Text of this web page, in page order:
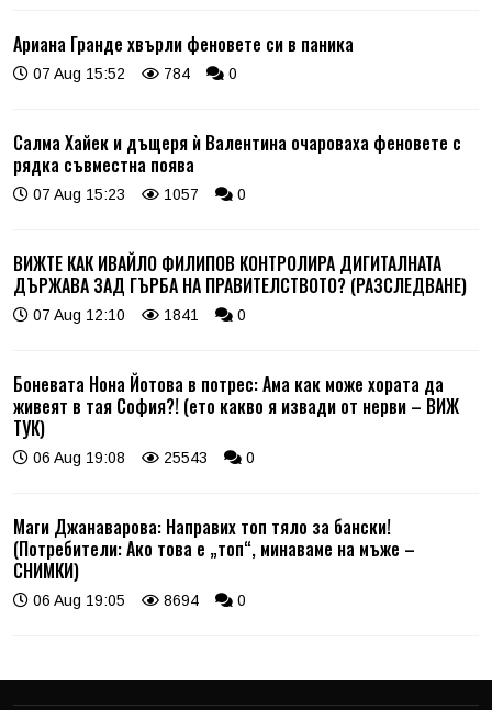
Ариана Гранде хвърли феновете си в паника
07 Aug 15:52 784 0
Салма Хайек и дъщеря ѝ Валентина очароваха феновете с
рядка съвместна поява
07 Aug 15:23 1057 0
ВИЖТЕ КАК ИВАЙЛО ФИЛИПОВ КОНТРОЛИРА ДИГИТАЛНАТА
ДЪРЖАВА ЗАД ГЪРБА НА ПРАВИТЕЛСТВОТО? (РАЗСЛЕДВАНЕ)
07 Aug 12:10 1841 0
Боневата Нона Йотова в потрес: Ама как може хората да
живеят в тая София?! (ето какво я извади от нерви – ВИЖ
ТУК)
06 Aug 19:08 25543 0
Маги Джанаварова: Направих топ тяло за бански!
(Потребители: Ако това е „топ“, минаваме на мъже –
СНИМКИ)
06 Aug 19:05 8694 0